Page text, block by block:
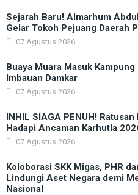
Sejarah Baru! Almarhum
Gelar Tokoh Pejuang Daerah
07 Agustus 2026
Buaya Muara Masuk
Imbauan Damkar
07 Agustus 2026
INHIL SIAGA PENUH!
Hadapi Ancaman Karhutla
07 Agustus 2026
Koloborasi SKK Migas, PHR
Lindungi Aset Negara demi
Nasional